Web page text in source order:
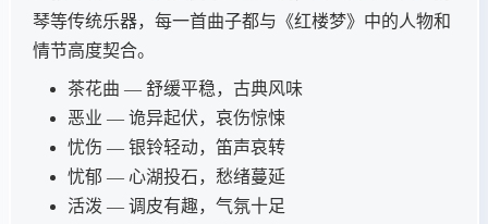
琴等传统乐器，每一首曲子都与《红楼梦》中的人物和
情节高度契合。
茶花曲 — 舒缓平稳，古典风味
恶业 — 诡异起伏，哀伤惊悚
忧伤 — 银铃轻动，笛声哀转
忧郁 — 心湖投石，愁绪蔓延
活泼 — 调皮有趣，气氛十足